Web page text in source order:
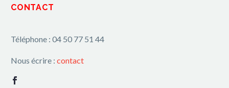
CONTACT
Téléphone : 04 50 77 51 44
Nous écrire : contact